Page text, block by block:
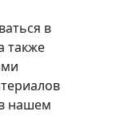
в
также
нашем